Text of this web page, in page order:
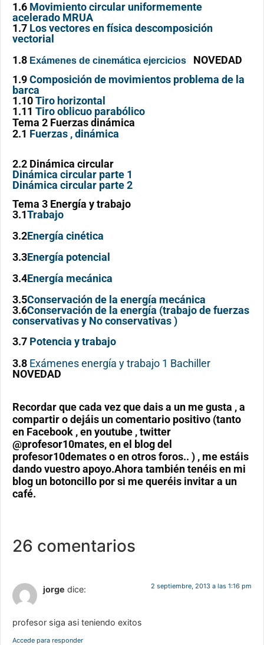
1.6 Movimiento circular uniformemente
acelerado MRUA
1.7 Los vectores en física descomposición
vectorial
1.8 Exámenes de cinemática ejercicios
NOVEDAD
1.9Composición de movimientos problema de la
barca
1.10Tiro horizontal
1.11 Tiro oblicuo parabólico
Tema 2 Fuerzas dinámica
2.1 Fuerzas , dinámica
2.2 Dinámica circular
Dinámica circular parte 1
Dinámica circular parte 2
Tema 3 Energía y trabajo
3.1Trabajo
3.2Energía cinética
3.3Energía potencial
3.4Energía mecánica
3.5Conservación de la energía mecánica
3.6Conservación de la energía (trabajo de fuerzas
conservativas y No conservativas )
3.7 Potencia y trabajo
3.8 Exámenes energía y trabajo 1 Bachiller
NOVEDAD
Recordar que cada vez que dais a un me gusta , a
compartir o dejáis un comentario positivo (tanto
en Facebook , en youtube , twitter
@profesor10mates, en el blog del
profesor10demates o en otros foros.. ) , me estáis
dando vuestro apoyo.Ahora también tenéis en mi
blog un botoncillo por si me queréis invitar a un
café.
26 comentarios
jorge dice: 2 septiembre, 2013 a las 1:16 pm
profesor siga asi teniendo exitos
Accede para responder